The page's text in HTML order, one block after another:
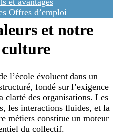
et avantages
Offres d’emploi
et notre
culture
l’école évoluent dans un
fondé sur l’exigence
clarté des organisations. Les
les interactions fluides, et la
métiers constitue un moteur
du collectif.